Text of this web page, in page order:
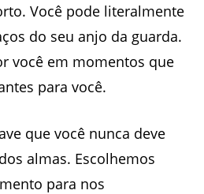
Você pode literalmente
do seu anjo da guarda.
você em momentos que
para você.
que você nunca deve
almas. Escolhemos
para nos